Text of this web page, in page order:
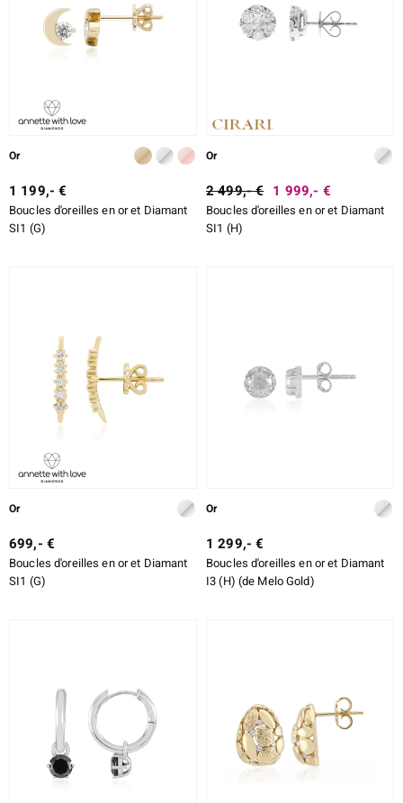
Or
1 199,- €
Boucles d'oreilles en or et Diamant
SI1 (G)
Or
2 499,- € 1 999,- €
Boucles d'oreilles en or et Diamant
SI1 (H)
Or
699,- €
Boucles d'oreilles en or et Diamant
SI1 (G)
Or
1 299,- €
Boucles d'oreilles en or et Diamant
I3 (H) (de Melo Gold)